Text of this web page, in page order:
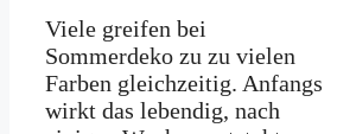
Viele greifen bei
Sommerdeko zu zu vielen
Farben gleichzeitig. Anfangs
wirkt das lebendig, nach